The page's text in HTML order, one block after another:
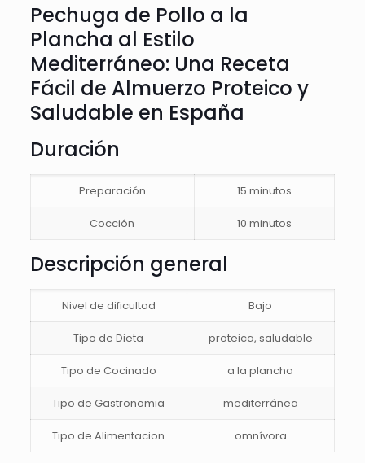
Pechuga de Pollo a la
Plancha al Estilo
Mediterráneo: Una Receta
Fácil de Almuerzo Proteico y
Saludable en España
Duración
Preparación 15 minutos
Cocción 10 minutos
Descripción general
Nivel de dificultad Bajo
Tipo de Dieta proteica, saludable
Tipo de Cocinado a la plancha
Tipo de Gastronomia mediterránea
Tipo de Alimentacion omnívora